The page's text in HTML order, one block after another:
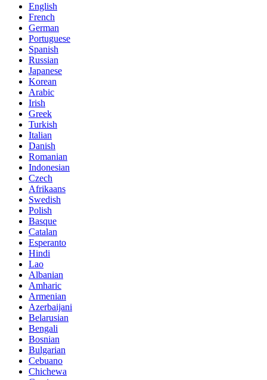
English
French
German
Portuguese
Spanish
Russian
Japanese
Korean
Arabic
Irish
Greek
Turkish
Italian
Danish
Romanian
Indonesian
Czech
Afrikaans
Swedish
Polish
Basque
Catalan
Esperanto
Hindi
Lao
Albanian
Amharic
Armenian
Azerbaijani
Belarusian
Bengali
Bosnian
Bulgarian
Cebuano
Chichewa